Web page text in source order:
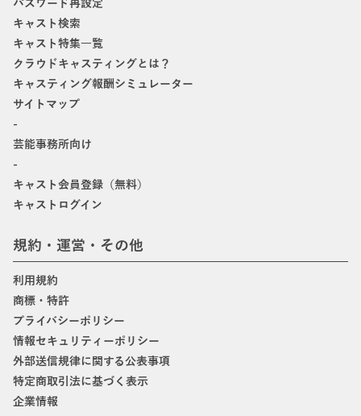
パスワード再設定
キャスト検索
キャスト特集一覧
クラウドキャスティングとは？
キャスティング報酬シミュレーター
サイトマップ
-
芸能事務所向け
-
キャスト会員登録（無料）
キャストログイン
規約・運営・その他
利用規約
商標・特許
プライバシーポリシー
情報セキュリティーポリシー
外部送信規律に関する公表事項
特定商取引法に基づく表示
企業情報